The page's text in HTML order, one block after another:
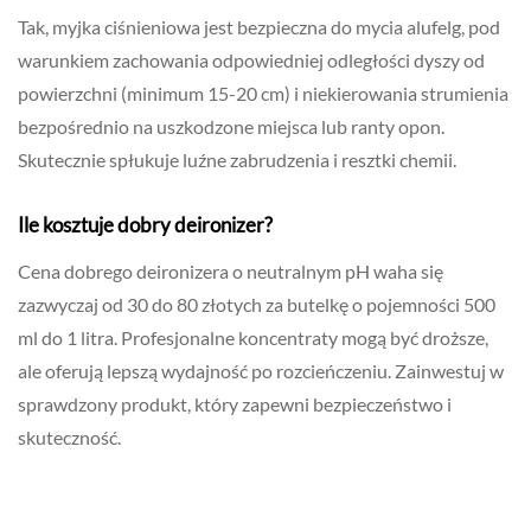
Tak, myjka ciśnieniowa jest bezpieczna do mycia alufelg, pod
warunkiem zachowania odpowiedniej odległości dyszy od
powierzchni (minimum 15-20 cm) i niekierowania strumienia
bezpośrednio na uszkodzone miejsca lub ranty opon.
Skutecznie spłukuje luźne zabrudzenia i resztki chemii.
Ile kosztuje dobry deironizer?
Cena dobrego deironizera o neutralnym pH waha się
zazwyczaj od 30 do 80 złotych za butelkę o pojemności 500
ml do 1 litra. Profesjonalne koncentraty mogą być droższe,
ale oferują lepszą wydajność po rozcieńczeniu. Zainwestuj w
sprawdzony produkt, który zapewni bezpieczeństwo i
skuteczność.